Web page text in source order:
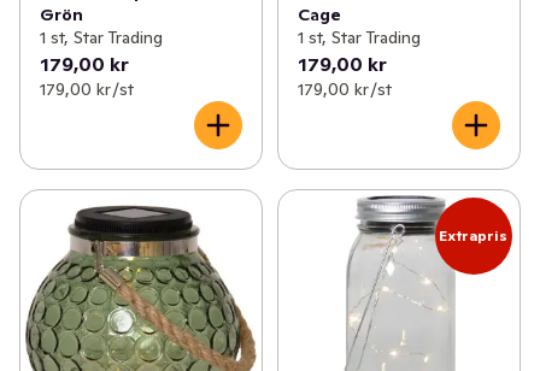
Grön
1 st, Star Trading
179,00 kr
179,00 kr /st
Cage
1 st, Star Trading
179,00 kr
179,00 kr /st
Extrapris